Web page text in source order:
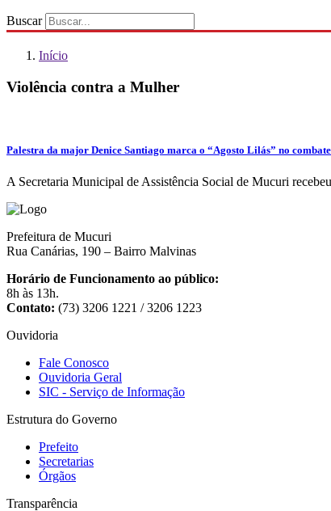
Buscar
Início
Violência contra a Mulher
Palestra da major Denice Santiago marca o “Agosto Lilás” no
A Secretaria Municipal de Assistência Social de Mucuri
Prefeitura de Mucuri
Rua Canárias, 190 – Bairro Malvinas
Horário de Funcionamento ao público:
8h às 13h.
Contato: (73) 3206 1221 / 3206 1223
Ouvidoria
Fale Conosco
Ouvidoria Geral
SIC - Serviço de Informação
Estrutura do Governo
Prefeito
Secretarias
Órgãos
Transparência